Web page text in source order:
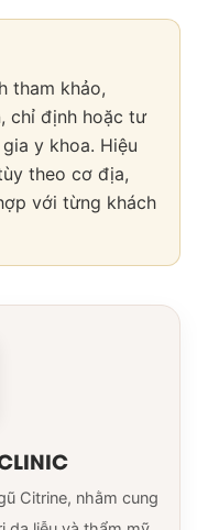
tham khảo,
chỉ định hoặc tư
y khoa. Hiệu
theo cơ địa,
với từng khách
Citrine, nhằm cung